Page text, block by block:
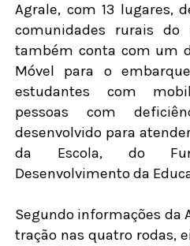
Agrale, com 13 lugares,
comunidades rurais do
também conta com um
Móvel para o
estudantes com
pessoas com
desenvolvido para
da Escola, do
Desenvolvimento da
Segundo informações da
tração nas quatro rodas,